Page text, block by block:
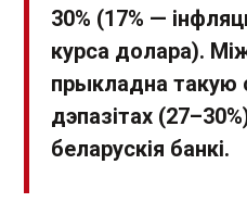
30% (17% —
курса долара).
прыкладна такую
дэпазітах
беларускія банкі.